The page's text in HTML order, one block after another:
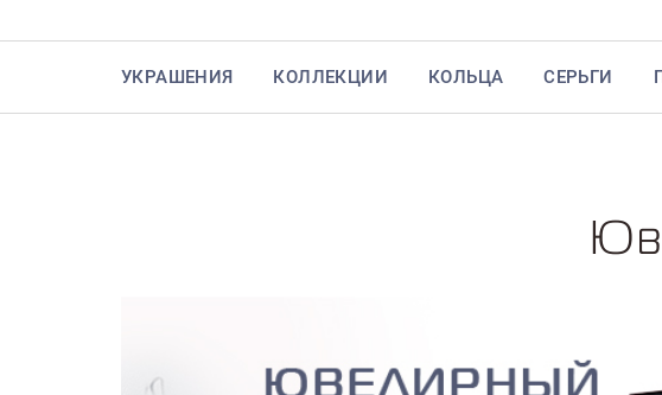
УКРАШЕНИЯ КОЛЛЕКЦИИ КОЛЬЦА СЕРЬГИ